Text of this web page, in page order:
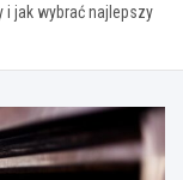
jak wybrać najlepszy